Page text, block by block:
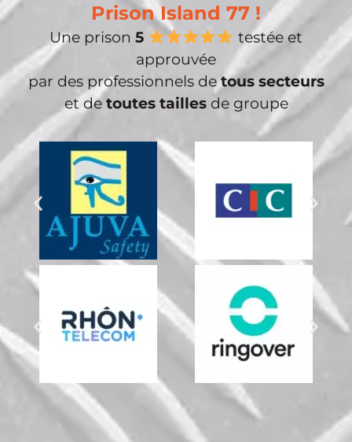
Prison Island 77 !
Une prison5
testée et
approuvée
par des professionnels detous secteurs
et de toutes taillesde groupe